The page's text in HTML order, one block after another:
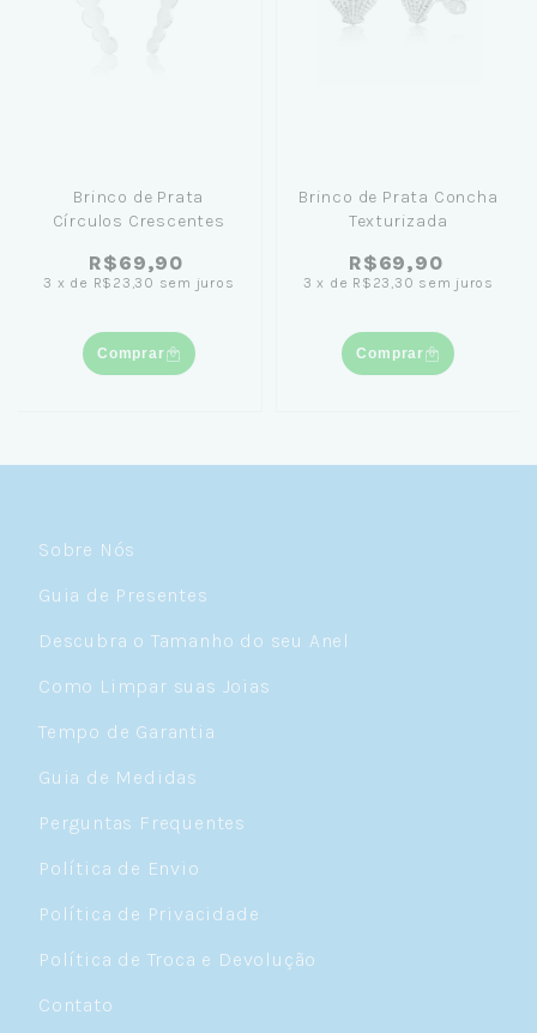
Brinco de Prata
Círculos Crescentes
R$69,90
3 x de R$23,30 sem juros
Comprar
Brinco de Prata Concha
Texturizada
R$69,90
3 x de R$23,30 sem juros
Comprar
Sobre Nós
Guia de Presentes
Descubra o Tamanho do seu Anel
Como Limpar suas Joias
Tempo de Garantia
Guia de Medidas
Perguntas Frequentes
Política de Envio
Política de Privacidade
Política de Troca e Devolução
Contato